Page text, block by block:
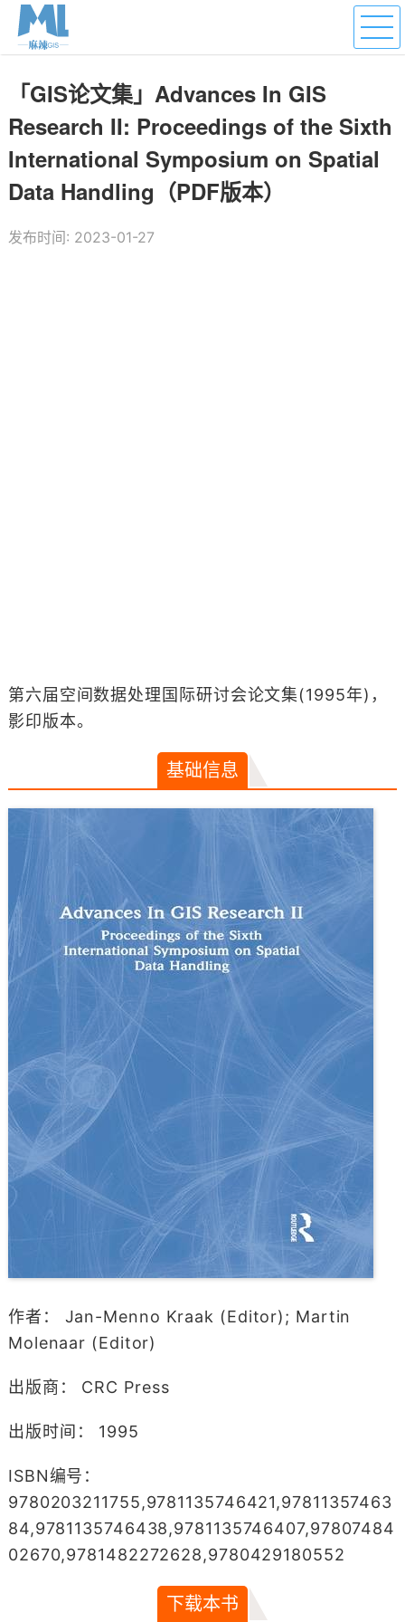
「GIS论文集」Advances In GIS
Research II: Proceedings of the Sixth
International Symposium on Spatial
Data Handling（PDF版本）
发布时间: 2023-01-27
第六届空间数据处理国际研讨会论文集(1995年)，
影印版本。
基础信息
作者： Jan-Menno Kraak (Editor); Martin
Molenaar (Editor)
出版商： CRC Press
出版时间： 1995
ISBN编号：
9780203211755,9781135746421,97811357463
84,9781135746438,9781135746407,97807484
02670,9781482272628,9780429180552
下载本书